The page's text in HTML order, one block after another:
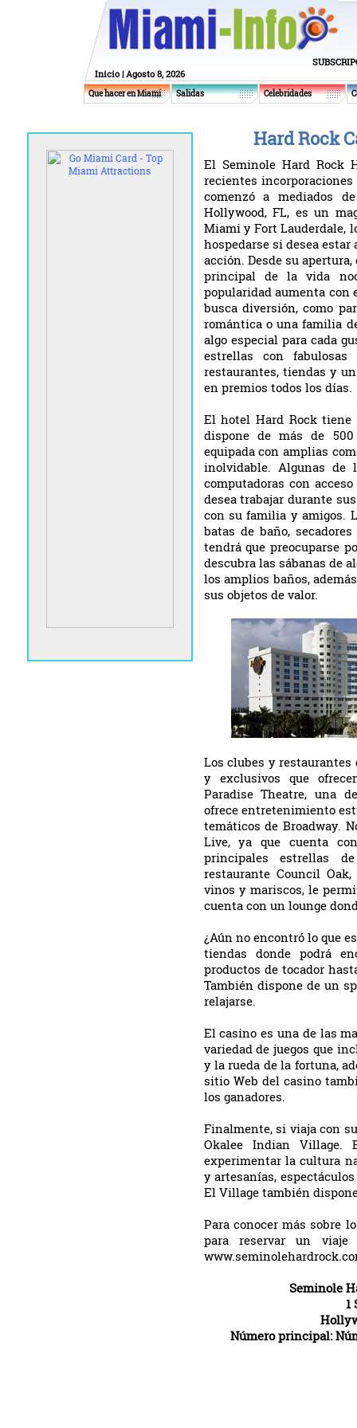
Inicio | Agosto 8, 2026
Que hacer en Miami Salidas Celebridades
Hard Rock
El Seminole Hard Rock
recientes
comenzó a mediados
Hollywood, FL, es un
Miami y Fort Lauderdale,
hospedarse si desea estar
acción. Desde su
principal de la vida
popularidad aumenta con
busca diversión, como
romántica o una familia
algo especial para cada
estrellas con fabulosas
restaurantes, tiendas y
en premios todos los días.
El hotel Hard Rock
dispone de más de
equipada con amplias
inolvidable. Algunas de
computadoras con
desea trabajar durante
con su familia y amigos.
batas de baño,
tendrá que preocuparse
descubra las sábanas de
los amplios baños,
sus objetos de valor.
Los clubes y restaurantes
y exclusivos que
Paradise Theatre, una
ofrece entretenimiento
temáticos de Broadway.
Live, ya que cuenta
principales estrellas
restaurante Council
vinos y mariscos, le
cuenta con un lounge
¿Aún no encontró lo que
tiendas donde podrá
productos de tocador
También dispone de un
relajarse.
El casino es una de las
variedad de juegos que
y la rueda de la fortuna,
sitio Web del casino
los ganadores.
Finalmente, si viaja con
Okalee Indian
experimentar la cultura
y artesanías,
El Village también
Para conocer más sobre
para reservar un
Seminole
1
Número principal: